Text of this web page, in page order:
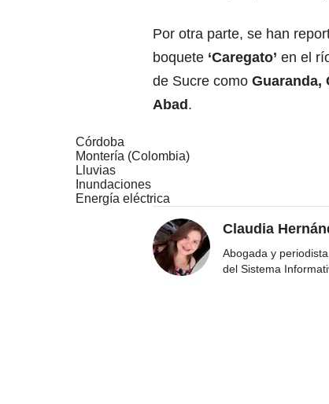
Por otra parte, se han
boquete ‘Caregato’ en el
de Sucre como Guaranda,
Abad.
Córdoba
Montería (Colombia)
Lluvias
Inundaciones
Energía eléctrica
Claudia
Abogada y
del Sistema